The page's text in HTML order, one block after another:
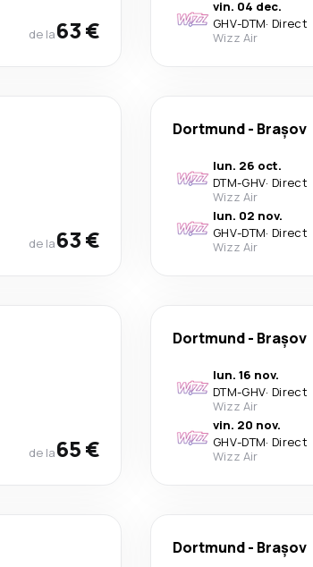
de la63 €
vin. 04 dec.
GHV-DTM· Direct
Wizz Air
de la63 €
Dortmund- Brașov
lun. 26 oct.
DTM-GHV· Direct
Wizz Air
lun. 02 nov.
GHV-DTM· Direct
Wizz Air
de la65 €
Dortmund- Brașov
lun. 16 nov.
DTM-GHV· Direct
Wizz Air
vin. 20 nov.
GHV-DTM· Direct
Wizz Air
Dortmund- Brașov